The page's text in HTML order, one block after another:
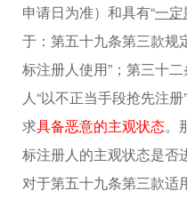
申请日为准）和具有“一定
于：第五十九条第三款规
标注册人使用”；第三十
人“以不正当手段抢先注
求具备恶意的主观状态。
标注册人的主观状态是否
对于第五十九条第三款适